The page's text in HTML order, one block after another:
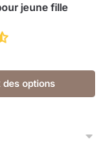
jeune fille
des options